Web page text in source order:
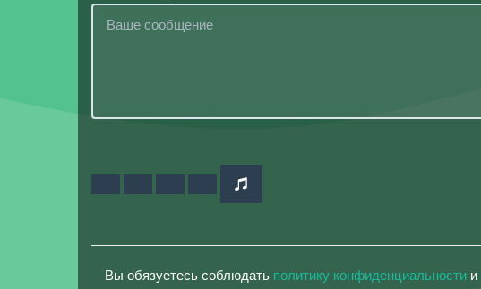
Вы обязуетесь соблюдать политику конфиденциальности и